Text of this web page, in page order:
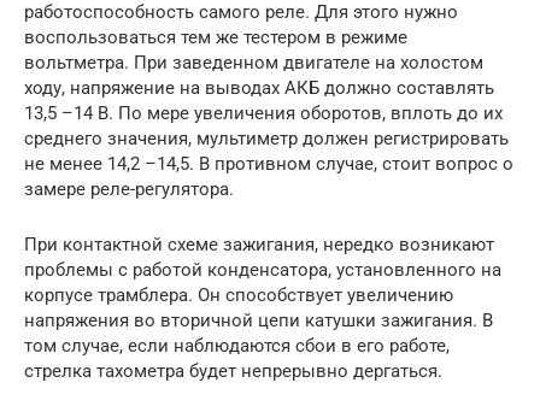
работоспособность самого реле. Для этого нужно
воспользоваться тем же тестером в режиме
вольтметра. При заведенном двигателе на холостом
ходу, напряжение на выводах АКБ должно составлять
13,5 –14 В. По мере увеличения оборотов, вплоть до их
среднего значения, мультиметр должен регистрировать
не менее 14,2 –14,5. В противном случае, стоит вопрос о
замере реле-регулятора.
При контактной схеме зажигания, нередко возникают
проблемы с работой конденсатора, установленного на
корпусе трамблера. Он способствует увеличению
напряжения во вторичной цепи катушки зажигания. В
том случае, если наблюдаются сбои в его работе,
стрелка тахометра будет непрерывно дергаться.